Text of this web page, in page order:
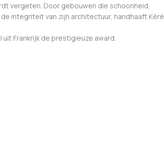
vergeten. Door gebouwen die schoonheid,
integriteit van zijn architectuur, handhaaft Kéré
uit Frankrijk de prestigieuze award.